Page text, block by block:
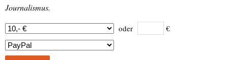
Journalismus.
oder €